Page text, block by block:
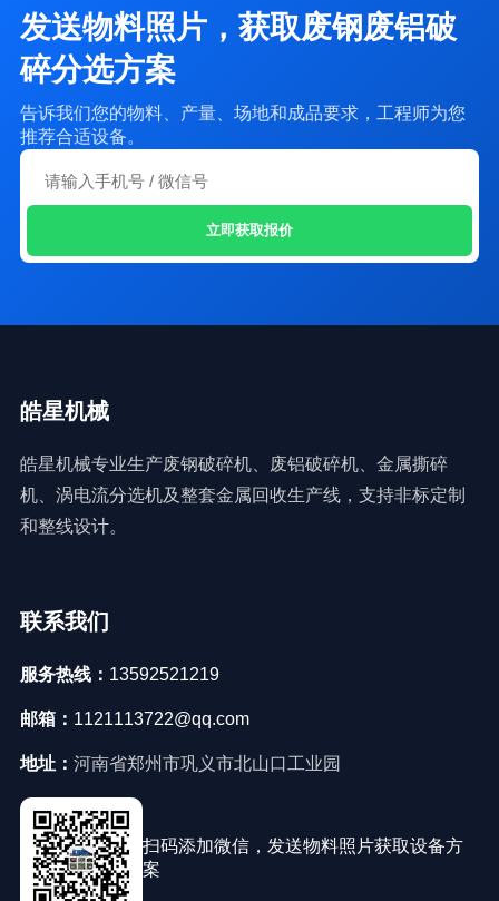
发送物料照片，获取废钢废铝破
碎分选方案
告诉我们您的物料、产量、场地和成品要求，工程师为您
推荐合适设备。
立即获取报价
皓星机械
皓星机械专业生产废钢破碎机、废铝破碎机、金属撕碎
机、涡电流分选机及整套金属回收生产线，支持非标定制
和整线设计。
联系我们
服务热线： 13592521219
邮箱： 1121113722@qq.com
地址： 河南省郑州市巩义市北山口工业园
扫码添加微信，发送物料照片获取设备方
案